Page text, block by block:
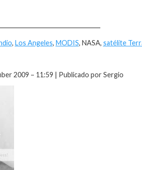
, Los Angeles, MODIS, NASA, satélite
2009 – 11:59 | Publicado por Sergio